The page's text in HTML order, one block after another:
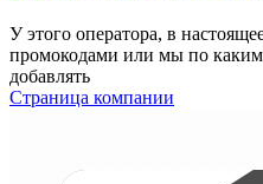
У этого оператора, в
промокодами или мы по
добавлять
Страница компании